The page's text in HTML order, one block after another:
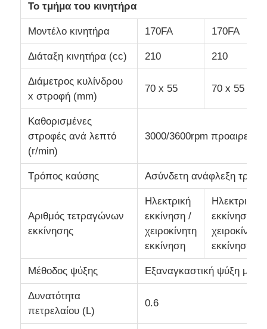
Το τμήμα του κινητήρα
Μοντέλο κινητήρα 170FA 170FA
Διάταξη κινητήρα (cc) 210 210
Διάμετρος κυλίνδρου
x στροφή (mm)
70 x 55 70 x 55
Καθορισμένες
στροφές ανά λεπτό
(r/min)
3000/3600rpm προαιρετικά
Τρόπος καύσης Ασύνδετη ανάφλεξη
Αριθμός τετραγώνων
εκκίνησης
Ηλεκτρική
εκκίνηση /
χειροκίνητη
εκκίνηση
Ηλεκτρική
εκκίνηση /
χειροκίνητη
εκκίνηση
Μέθοδος ψύξης Εξαναγκαστική ψύξη με
Δυνατότητα
πετρελαίου (L)
0.6